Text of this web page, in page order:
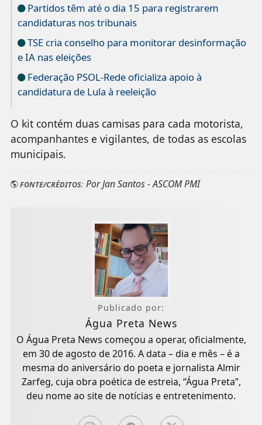
Partidos têm até o dia 15 para registrarem
candidaturas nos tribunais
TSE cria conselho para monitorar desinformação
e IA nas eleições
Federação PSOL-Rede oficializa apoio à
candidatura de Lula à reeleição
O kit contém duas camisas para cada motorista,
acompanhantes e vigilantes, de todas as escolas
municipais.
FONTE/CRÉDITOS:Por Jan Santos - ASCOM PMI
Publicado por:
Água Preta News
O Água Preta News começou a operar, oficialmente,
em 30 de agosto de 2016. A data – dia e mês – é a
mesma do aniversário do poeta e jornalista Almir
Zarfeg, cuja obra poética de estreia, “Água Preta”,
deu nome ao site de notícias e entretenimento.